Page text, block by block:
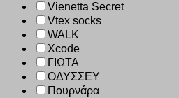
Vienetta Secret
Vtex socks
WALK
Xcode
ΓΙΩΤΑ
ΟΔΥΣΣΕΥ
Πουρνάρα